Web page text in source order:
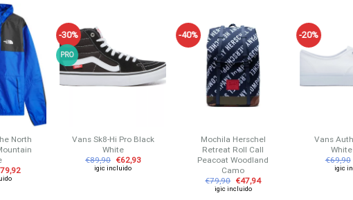
Añadir
a tu
lista de
deseos
North
79,92
-30%
PRO
lista de
deseos
Vans Sk8-Hi Pro Black
White
€89,90 €62,93
igic incluido
-40%
Añadir
a tu
lista de
deseos
Mochila Herschel
Retreat Roll Call
Peacoat Woodland
Camo
€79,90 €47,94
igic incluido
-20%
Vans
€69,90
igic